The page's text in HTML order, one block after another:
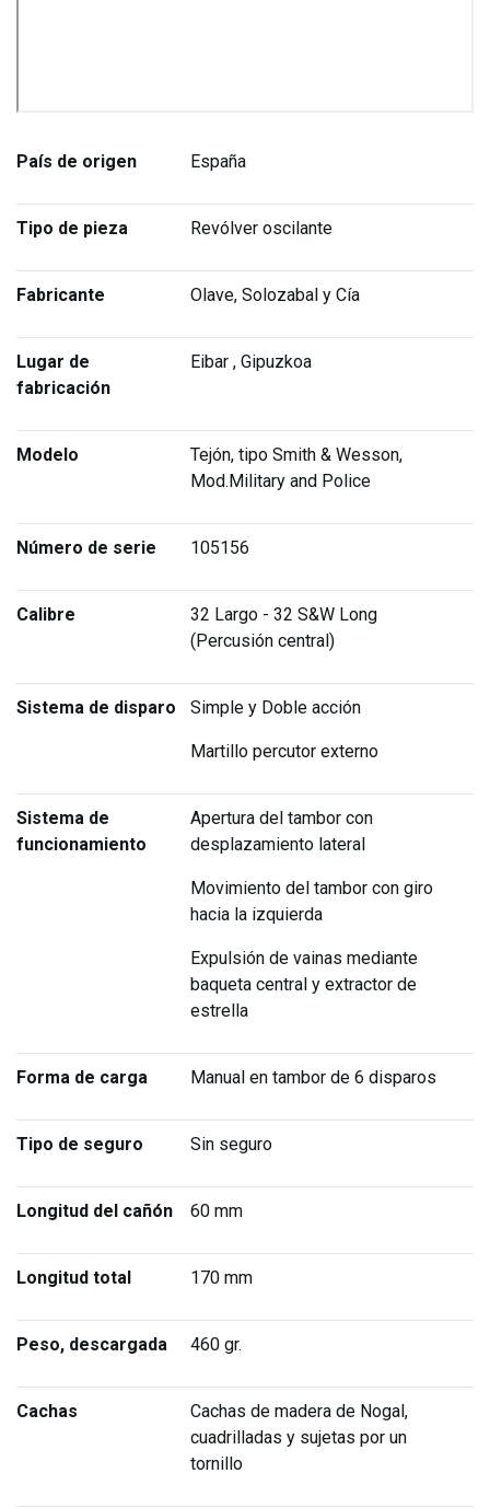
País de origen España
Tipo de pieza Revólver oscilante
Fabricante Olave, Solozabal y Cía
Lugar de
fabricación
Eibar , Gipuzkoa
Modelo
Tejón, tipo Smith & Wesson,
Mod.Military and Police
Número de serie 105156
Calibre
32 Largo - 32 S&W Long
(Percusión central)
Sistema de disparo Simple y Doble acción
Martillo percutor externo
Sistema de
funcionamiento
Apertura del tambor con
desplazamiento lateral
Movimiento del tambor con giro
hacia la izquierda
Expulsión de vainas mediante
baqueta central y extractor de
estrella
Forma de carga Manual en tambor de 6 disparos
Tipo de seguro Sin seguro
Longitud del cañón 60 mm
Longitud total 170 mm
Peso, descargada 460 gr.
Cachas
Cachas de madera de Nogal,
cuadrilladas y sujetas por un
tornillo